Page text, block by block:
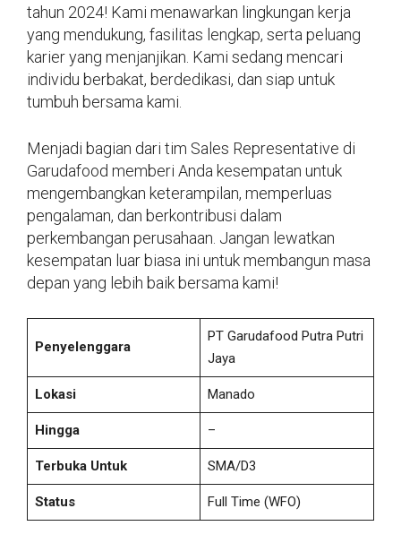
tahun 2024! Kami menawarkan lingkungan kerja
yang mendukung, fasilitas lengkap, serta peluang
karier yang menjanjikan. Kami sedang mencari
individu berbakat, berdedikasi, dan siap untuk
tumbuh bersama kami.
Menjadi bagian dari tim Sales Representative di
Garudafood memberi Anda kesempatan untuk
mengembangkan keterampilan, memperluas
pengalaman, dan berkontribusi dalam
perkembangan perusahaan. Jangan lewatkan
kesempatan luar biasa ini untuk membangun masa
depan yang lebih baik bersama kami!
Penyelenggara
PT Garudafood Putra Putri
Jaya
Lokasi Manado
Hingga –
Terbuka Untuk SMA/D3
Status Full Time (WFO)